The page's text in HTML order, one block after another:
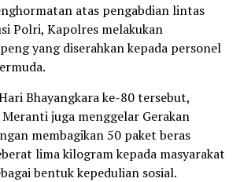
atas pengabdian lintas
Polri, Kapolres melakukan
yang diserahkan kepada personel
Bhayangkara ke-80 tersebut,
juga menggelar Gerakan
membagikan 50 paket beras
lima kilogram kepada masyarakat
bentuk kepedulian sosial.